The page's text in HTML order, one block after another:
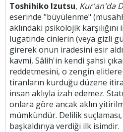
Toshihiko Izutsu, Kur'an'da
eserinde "büyülenme"
aklındaki psikolojik karşılığını
lügatinde cinlerin (veya gizli
girerek onun iradesini esir
kavmi, Sâlih'in kendi şahsi
reddetmesini, o zengin
tiranların kurduğu düzene
insan aklıyla izah edemez.
onlara göre ancak aklın
mümkündür. Delilik
başkaldırıya verdiği ilk isimdir.